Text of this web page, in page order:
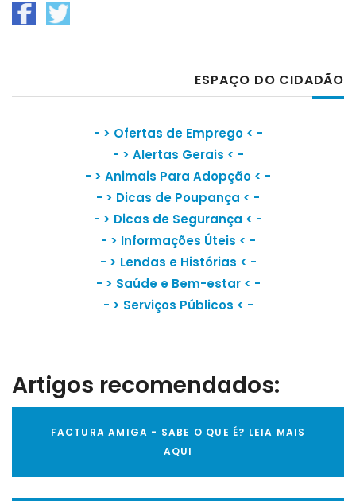
ESPAÇO DO CIDADÃO
- > Ofertas de Emprego< -
- > Alertas Gerais < -
- > Animais Para Adopção < -
- > Dicas de Poupança < -
- > Dicas de Segurança < -
- > Informações Úteis < -
- > Lendas e Histórias < -
- > Saúde e Bem-estar< -
- > Serviços Públicos < -
Artigos recomendados:
FACTURA AMIGA - SABE O QUE É? LEIA MAIS
AQUI